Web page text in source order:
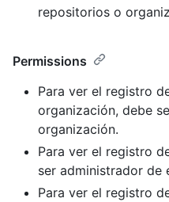
repositorios o
Permissions
Para ver el registro
organización, debe
organización.
Para ver el registro
ser administrador de
Para ver el registro